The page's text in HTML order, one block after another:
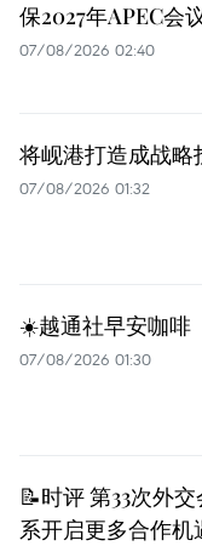
保2027年APEC会
07/08/2026 02:40
将岘港打造成战略
07/08/2026 01:32
☀️越通社早安咖啡
07/08/2026 01:30
📝时评 第33次外
系开启更多合作机